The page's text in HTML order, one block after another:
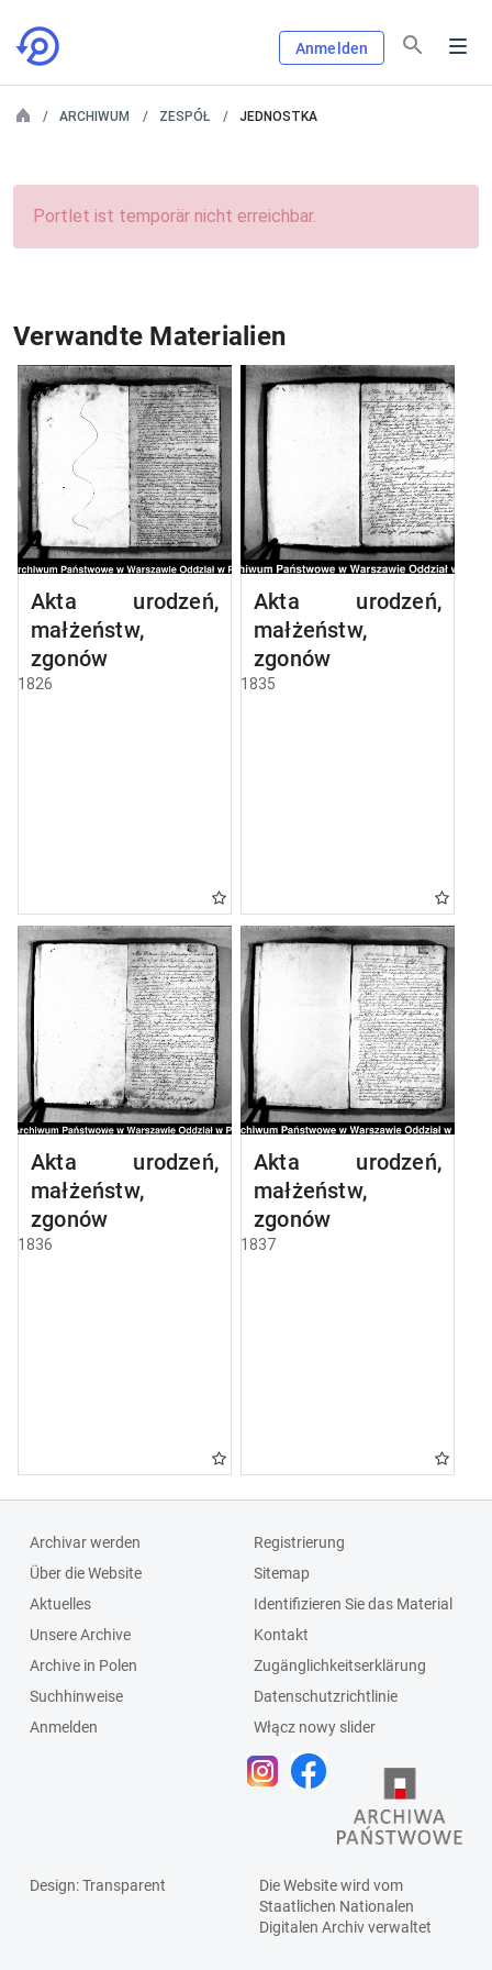
Anmelden
ARCHIWUM ZESPÓŁ JEDNOSTKA
Portlet ist temporär nicht erreichbar.
Verwandte Materialien
Akta urodzeń,
małżeństw,
zgonów
1826
Akta urodzeń,
małżeństw,
zgonów
1835
Akta urodzeń,
małżeństw,
zgonów
1836
Akta urodzeń,
małżeństw,
zgonów
1837
Archivar werden
Über die Website
Aktuelles
Unsere Archive
Archive in Polen
Suchhinweise
Anmelden
Registrierung
Sitemap
Identifizieren Sie das Material
Kontakt
Zugänglichkeitserklärung
Datenschutzrichtlinie
Włącz nowy slider
Design: Transparent
Die Website wird vom
Staatlichen Nationalen
Digitalen Archivverwaltet